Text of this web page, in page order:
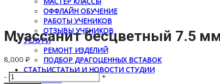
ОФФЛАЙН ОБУЧЕНИЕ
РАБОТЫ УЧЕНИКОВ
ОТЗЫВЫ УЧЕНИКОВ
УСЛУГИ
РЕМОНТ ИЗДЕЛИЙ
ПОДБОР ДРАГОЦЕННЫХ ВСТАВОК
СТАТЬИСТАТЬИ И НОВОСТИ СТУДИИ
КОНТАКТЫ
Муассанит бесцветный 7.5
8,000 ₽
- Количество
+